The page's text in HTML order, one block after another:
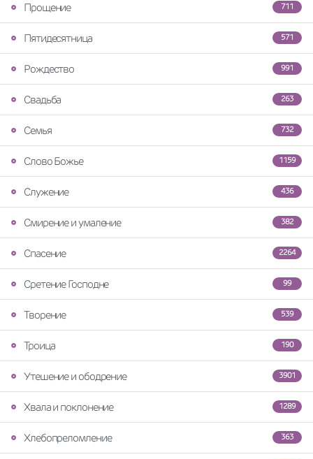
711
Прощение
571
Пятидесятница
991
Рождество
263
Свадьба
732
Семья
1159
Слово Божье
436
Служение
382
Смирение и умаление
2264
Спасение
99
Сретение Господне
539
Творение
190
Троица
3901
Утешение и ободрение
1289
Хвала и поклонение
363
Хлебопреломление